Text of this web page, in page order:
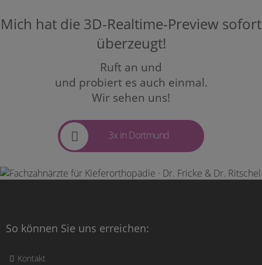
Mich hat die 3D-Realtime-Preview sofort
überzeugt!
Ruft an und
und probiert es auch einmal.
Wir sehen uns!
3x in Dortmund
So können Sie uns erreichen:
Kontakt